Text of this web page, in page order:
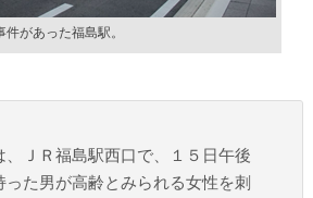
件があった福島駅。
、ＪＲ福島駅西口で、１５日午後
った男が高齢とみられる女性を刺